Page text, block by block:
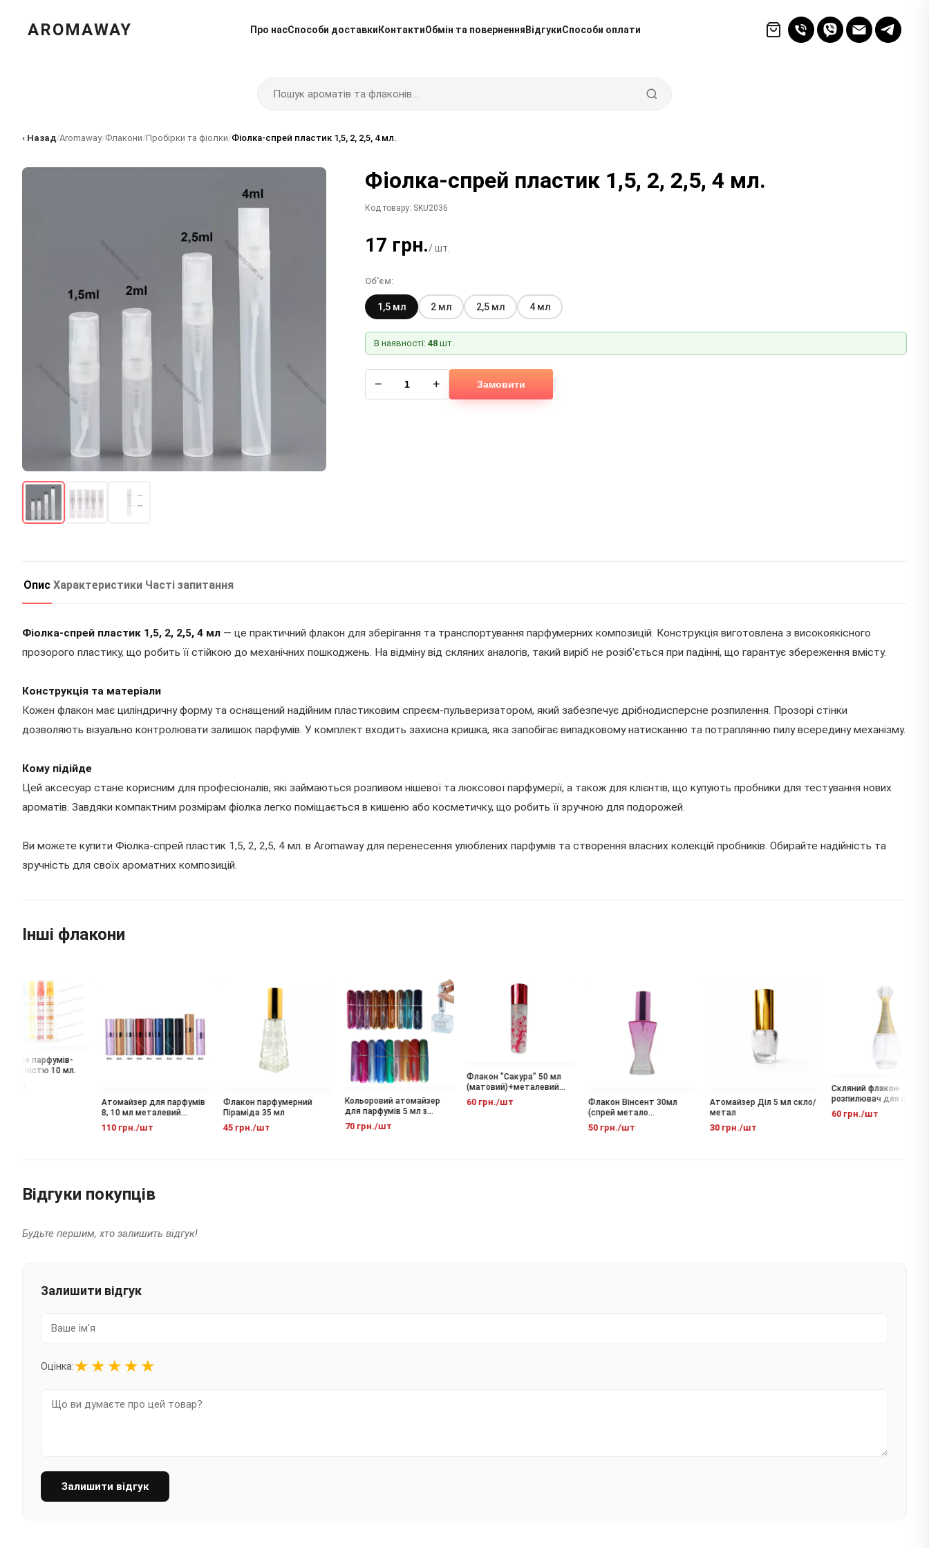
AROMAWAY Про насСпособи доставки КонтактиОбмін та повернення ВідгукиСпособи оплати
‹ Назад/Aromaway/Флакони/Пробірки та фіолки/Фіолка-спрей пластик 1,5, 2, 2,5, 4 мл.
Фіолка-спрей пластик 1,5, 2, 2,5, 4 мл.
Код товару: SKU2036
17 грн./ шт.
Об'єм:
1,5 мл 2 мл 2,5 мл 4 мл
В наявності: 48 шт.
− + Замовити
Опис Характеристики Часті запитання
Фіолка-спрей пластик 1,5, 2, 2,5, 4 мл — це практичний флакон для зберігання та транспортування парфумерних композицій. Конструкція виготовлена з високоякісного
прозорого пластику, що робить її стійкою до механічних пошкоджень. На відміну від скляних аналогів, такий виріб не розіб'ється при падінні, що гарантує збереження вмісту.
Конструкція та матеріали
Кожен флакон має циліндричну форму та оснащений надійним пластиковим спреєм-пульверизатором, який забезпечує дрібнодисперсне розпилення. Прозорі стінки
дозволяють візуально контролювати залишок парфумів. У комплект входить захисна кришка, яка запобігає випадковому натисканню та потраплянню пилу всередину механізму.
Кому підійде
Цей аксесуар стане корисним для професіоналів, які займаються розпивом нішевої та люксової парфумерії, а також для клієнтів, що купують пробники для тестування нових
ароматів. Завдяки компактним розмірам фіолка легко поміщається в кишеню або косметичку, що робить її зручною для подорожей.
Ви можете купити Фіолка-спрей пластик 1,5, 2, 2,5, 4 мл. в Aromaway для перенесення улюблених парфумів та створення власних колекцій пробників. Обирайте надійність та
зручність для своїх ароматних композицій.
Інші флакони
для парфумів-
ємністю 10 мл.
Атомайзер для парфумів
8, 10 мл металевий
флакон-спрей
110 грн./шт
Флакон парфумерний
Піраміда 35 мл
45 грн./шт
Кольоровий атомайзер
для парфумів 5 мл з
віконцем – зручне
наповнення.
70 грн./шт
Флакон "Сакура" 50 мл
(матовий)+металевий
спрей Червоний.
60 грн./шт
Флакон Вінсент 30мл
(спрей метало
фіолетовий).
50 грн./шт
Атомайзер Діл 5 мл скло/
метал
30 грн./шт
Скляний флакон-
розпилювач для парфуму
J'adore 60 мл
60 грн./шт
Відгуки покупців
Будьте першим, хто залишить відгук!
Залишити відгук
Оцінка:★ ★ ★ ★ ★
Залишити відгук